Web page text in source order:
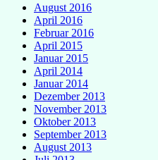
August 2016
April 2016
Februar 2016
April 2015
Januar 2015
April 2014
Januar 2014
Dezember 2013
November 2013
Oktober 2013
September 2013
August 2013